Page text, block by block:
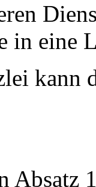
in eine
Absatz